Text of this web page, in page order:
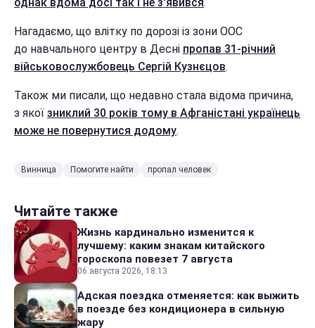
Нагадаємо, що влітку по дорозі із зони ООС
до навчального центру в Десні пропав 31-річний
військовослужбовець Сергій Кузнєцов.
Також ми писали, що недавно стала відома причина,
з якої зниклий 30 років тому в Афганістані українець
може не повернутися додому.
Винница Помогите найти пропал человек
Читайте также
Жизнь кардинально изменится к
лучшему: каким знакам китайского
гороскопа повезет 7 августа
06 августа 2026, 18:13
Адская поездка отменяется: как выжить
в поезде без кондиционера в сильную
жару